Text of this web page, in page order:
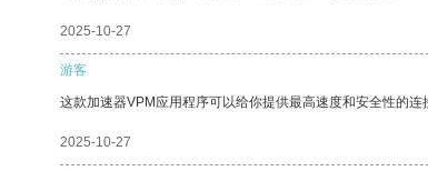
2025-10-27
游客
这款加速器VPM应用程序可以给你提供最高速度和安全性的连
2025-10-27